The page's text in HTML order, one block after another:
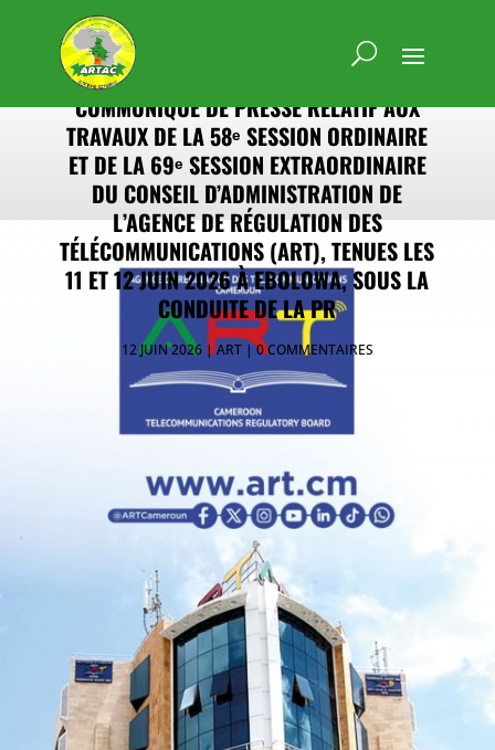
COMMUNIQUÉ DE PRESSE RELATIF AUX
TRAVAUX DE LA 58ᵉ SESSION ORDINAIRE
ET DE LA 69ᵉ SESSION EXTRAORDINAIRE
DU CONSEIL D’ADMINISTRATION DE
L’AGENCE DE RÉGULATION DES
TÉLÉCOMMUNICATIONS (ART), TENUES LES
11 ET 12 JUIN 2026 À EBOLOWA, SOUS LA
CONDUITE DE LA PR
12 JUIN 2026 ART 0 COMMENTAIRES